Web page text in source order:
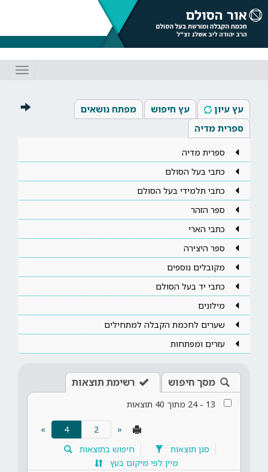
עץ עיון עץ חיפוש
מפתח נושאים
ספרית מדיה
ספרית מדיה
כתבי בעל הסולם
כתבי תלמידי בעל הסולם
ספר הזהר
כתבי הארי
ספר היצירה
מקובלים נוספים
כתבי יד בעל הסולם
מילונים
שערים לחכמת הקבלה למתחילים
עזרים ומפתחות
מסך חיפוש רשימת תוצאות
13
-
24 מתוך 40 תוצאות
«
4
»
סנן תוצאות
חיפוש בתוצאות
מיין לפי מיקום בעץ